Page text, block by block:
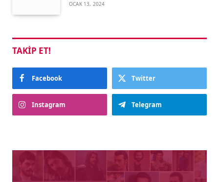
OCAK 13, 2024
TAKIP ET!
Facebook Twitter
Instagram Telegram